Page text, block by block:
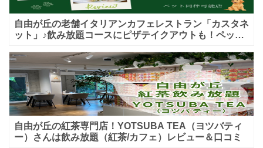
自由が丘の老舗イタリアンカフェレストラン「カスタネ
ット」♪飲み放題コースにピザテイクアウトも！ペット
自由が丘の紅茶専門店！YOTSUBA TEA（ヨツバティ
ー）さんは飲み放題（紅茶/カフェ）レビュー＆口コミ